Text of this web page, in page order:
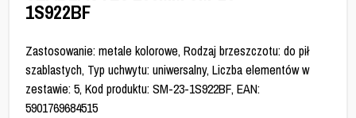
1S922BF
Zastosowanie: metale kolorowe, Rodzaj brzeszczotu: do pił
szablastych, Typ uchwytu: uniwersalny, Liczba elementów w
zestawie: 5, Kod produktu: SM-23-1S922BF, EAN:
5901769684515